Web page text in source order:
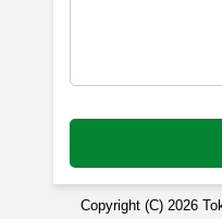
Copyright (C) 2026